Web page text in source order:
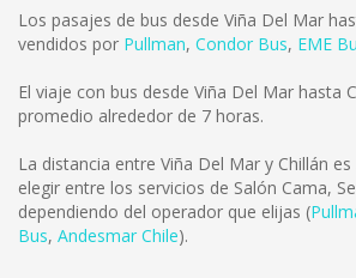
Los pasajes de bus desde Viña Del Mar
vendidos por Pullman, Condor Bus, EME
El viaje con bus desde Viña Del Mar hasta
promedio alrededor de 7 horas.
La distancia entre Viña Del Mar y Chillán es
elegir entre los servicios de Salón Cama,
dependiendo del operador que elijas (
Bus, Andesmar Chile).